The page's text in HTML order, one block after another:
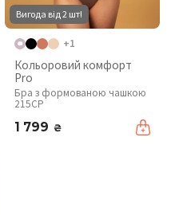
Вигода від 2 шт!
+1
Кольоровий комфорт
Pro
Бра з формованою чашкою
215CP
1 799 ₴